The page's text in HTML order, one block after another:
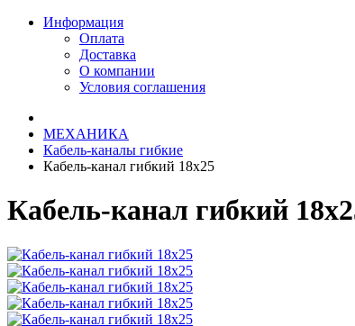
Информация
Оплата
Доставка
О компании
Условия соглашения
МЕХАНИКА
Кабель-каналы гибкие
Кабель-канал гибкий 18х25
Кабель-канал гибкий